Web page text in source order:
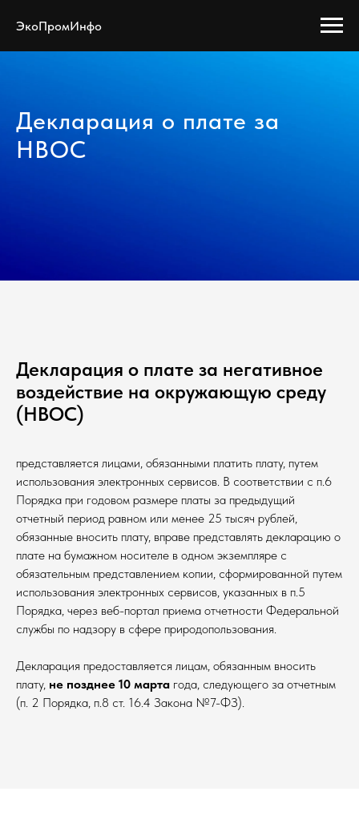
ЭкоПромИнфо
Декларация о плате за
НВОС
Декларация о плате за негативное
воздействие на окружающую среду
(НВОС)
представляется лицами, обязанными платить плату, путем
использования электронных сервисов. В соответствии с п.6
Порядка при годовом размере платы за предыдущий
отчетный период равном или менее 25 тысяч рублей,
обязанные вносить плату, вправе представлять декларацию о
плате на бумажном носителе в одном экземпляре с
обязательным представлением копии, сформированной путем
использования электронных сервисов, указанных в п.5
Порядка, через веб-портал приема отчетности Федеральной
службы по надзору в сфере природопользования.
Декларация предоставляется лицам, обязанным вносить
плату, не позднее 10 марта года, следующего за отчетным
(п. 2 Порядка, п.8 ст. 16.4 Закона №7-ФЗ).